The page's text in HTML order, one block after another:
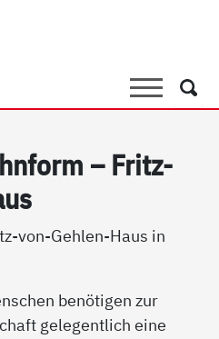
SucheSuche
– Fritz-
benötigen zur
gelegentlich eine